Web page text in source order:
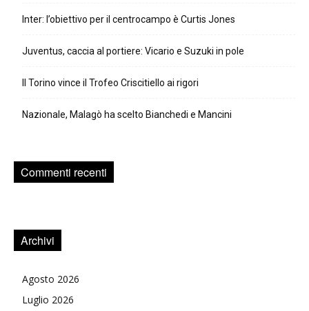
Inter: l’obiettivo per il centrocampo è Curtis Jones
Juventus, caccia al portiere: Vicario e Suzuki in pole
Il Torino vince il Trofeo Criscitiello ai rigori
Nazionale, Malagò ha scelto Bianchedi e Mancini
Commenti recenti
Archivi
Agosto 2026
Luglio 2026